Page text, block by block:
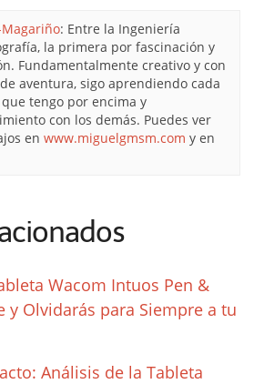
: Entre la Ingeniería
la primera por fascinación y
Fundamentalmente creativo y con
aventura, sigo aprendiendo cada
tengo por encima y
con los demás. Puedes ver
en www.miguelgmsm.com y en
Wacom Intuos Pen &
y Olvidarás para Siempre a tu
Análisis de la Tableta